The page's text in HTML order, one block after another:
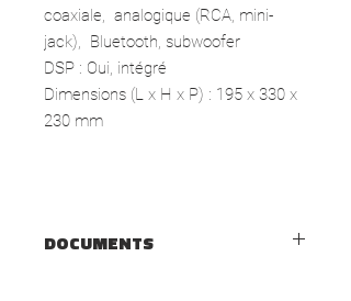
coaxiale, analogique (RCA, mini-
jack), Bluetooth, subwoofer
DSP : Oui, intégré
Dimensions (L x H x P) : 195 x 330 x
230 mm
DOCUMENTS